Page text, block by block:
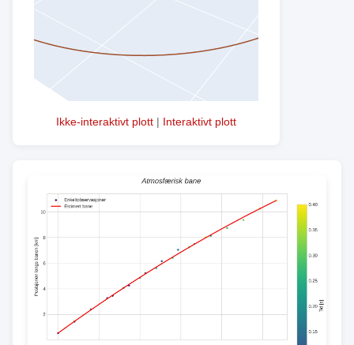
Ikke-interaktivt plott | Interaktivt plott